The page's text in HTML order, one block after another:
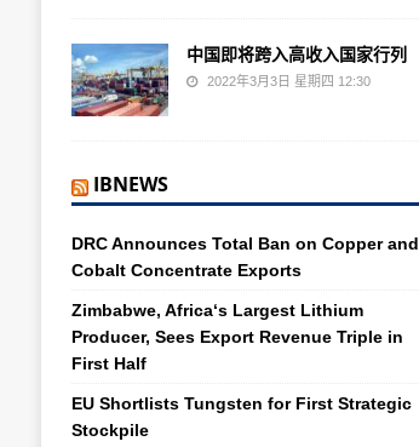
中国即将跨入高收入国家行列
2022年3月3日 星期四 12:30
IBNEWS
DRC Announces Total Ban on Copper and
Cobalt Concentrate Exports
Zimbabwe, Africa‘s Largest Lithium
Producer, Sees Export Revenue Triple in
First Half
EU Shortlists Tungsten for First Strategic
Stockpile